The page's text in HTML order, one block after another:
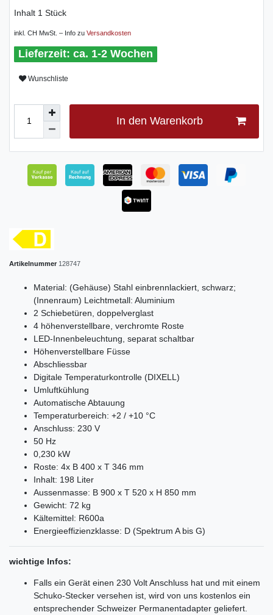
Inhalt 1 Stück
inkl. CH MwSt. – Info zu Versandkosten
ca. 1-2 Wochen
Wunschliste
In den Warenkorb
Artikelnummer 128747
Material: (Gehäuse) Stahl einbrennlackiert, schwarz;
(Innenraum) Leichtmetall: Aluminium
2 Schiebetüren, doppelverglast
4 höhenverstellbare, verchromte Roste
LED-Innenbeleuchtung, separat schaltbar
Höhenverstellbare Füsse
Abschliessbar
Digitale Temperaturkontrolle (DIXELL)
Umluftkühlung
Automatische Abtauung
Temperaturbereich: +2 / +10 °C
Anschluss: 230 V
50 Hz
0,230 kW
Roste: 4x B 400 x T 346 mm
Inhalt: 198 Liter
Aussenmasse: B 900 x T 520 x H 850 mm
Gewicht: 72 kg
Kältemittel: R600a
Energieeffizienzklasse: D (Spektrum A bis G)
wichtige Infos:
Falls ein Gerät einen 230 Volt Anschluss hat und mit einem
Schuko-Stecker versehen ist, wird von uns kostenlos ein
entsprechender Schweizer Permanentadapter geliefert.